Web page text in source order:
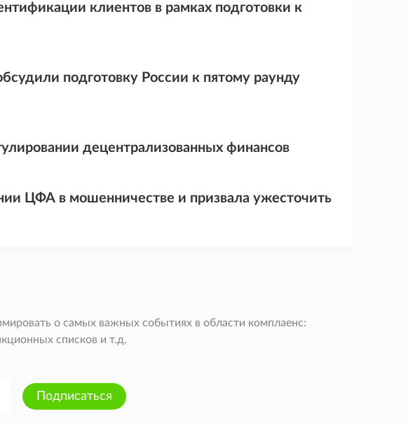
клиентов в рамках подготовки к
подготовку России к пятому раунду
децентрализованных финансов
ЦФА в мошенничестве и призвала ужесточить
о самых важных событиях в области комплаенс:
списков и т.д.
Подписаться